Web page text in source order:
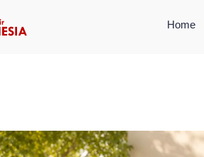
Home